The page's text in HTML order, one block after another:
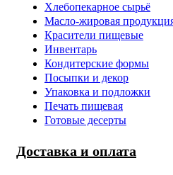
Хлебопекарное сырьё
Масло-жировая
Красители пищевые
Инвентарь
Кондитерские формы
Посыпки и декор
Упаковка и подложки
Печать пищевая
Готовые десерты
Доставка и оплата